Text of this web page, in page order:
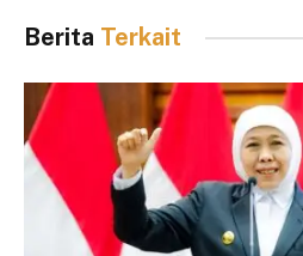
Berita Terkait